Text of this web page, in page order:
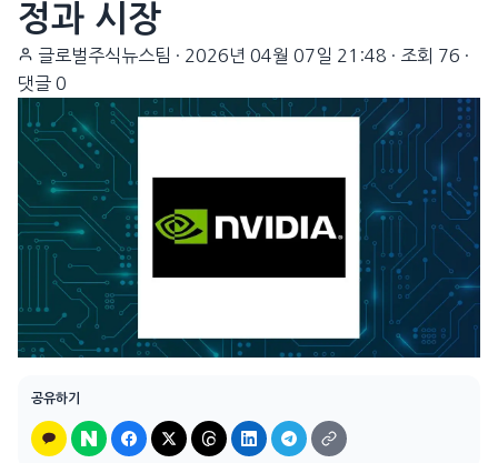
정과 시장
글로벌주식뉴스팀 · 2026년 04월 07일 21:48 · 조회 76 ·
댓글 0
공유하기